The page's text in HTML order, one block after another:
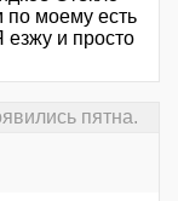
по моему есть
езжу и просто
пятна.